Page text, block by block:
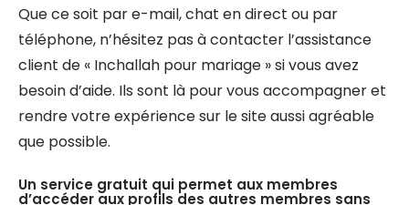
Que ce soit par e-mail, chat en direct ou par
téléphone, n’hésitez pas à contacter l’assistance
client de « Inchallah pour mariage » si vous avez
besoin d’aide. Ils sont là pour vous accompagner et
rendre votre expérience sur le site aussi agréable
que possible.
Un service gratuit qui permet aux membres
d’accéder aux profils des autres membres sans